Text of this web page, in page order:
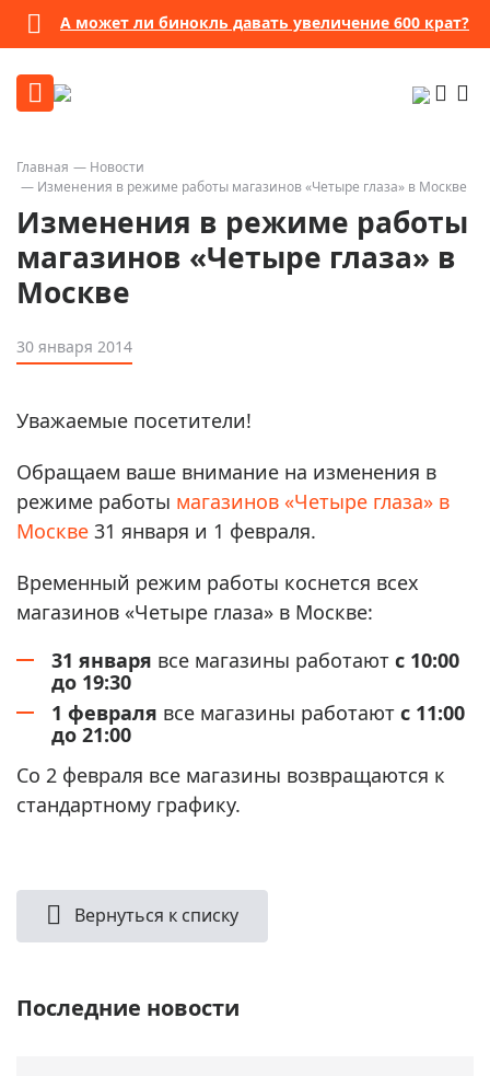
А может ли бинокль давать увеличение 600 крат?
Главная
Новости
Изменения в режиме работы магазинов «Четыре глаза» в Москве
Изменения в режиме работы
магазинов «Четыре глаза» в
Москве
30 января 2014
Уважаемые посетители!
Обращаем ваше внимание на изменения в
режиме работы магазинов «Четыре глаза» в
Москве 31 января и 1 февраля.
Временный режим работы коснется всех
магазинов «Четыре глаза» в Москве:
31 января все магазины работают с 10:00
до 19:30
1 февраля все магазины работают с 11:00
до 21:00
Со 2 февраля все магазины возвращаются к
стандартному графику.
Вернуться к списку
Последние новости